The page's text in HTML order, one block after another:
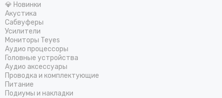
💎 Новинки
Акустика
Сабвуферы
Усилители
Мониторы Teyes
Аудио процессоры
Головные устройства
Аудио аксессуары
Проводка и комплектующие
Питание
Подиумы и накладки